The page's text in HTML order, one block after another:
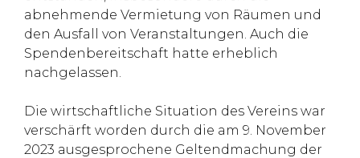
abnehmende Vermietung von Räumen und
den Ausfall von Veranstaltungen. Auch die
Spendenbereitschaft hatte erheblich
nachgelassen.
Die wirtschaftliche Situation des Vereins war
verschärft worden durch die am 9. November
2023 ausgesprochene Geltendmachung der